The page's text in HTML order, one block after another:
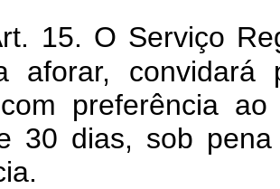
15. O Serviço
aforar,
preferência
30 dias, sob